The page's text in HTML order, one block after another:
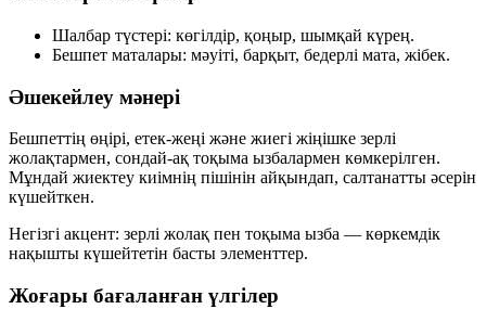
Шалбар түстері: көгілдір, қоңыр, шымқай күрең.
Бешпет маталары: мәуіті, барқыт, бедерлі мата, жібек.
Әшекейлеу мәнері
Бешпеттің өңірі, етек-жеңі және жиегі жіңішке зерлі
жолақтармен, сондай-ақ тоқыма ызбалармен көмкерілген.
Мұндай жиектеу киімнің пішінін айқындап, салтанатты әсерін
күшейткен.
Негізгі акцент: зерлі жолақ пен тоқыма ызба — көркемдік
нақышты күшейтетін басты элементтер.
Жоғары бағаланған үлгілер